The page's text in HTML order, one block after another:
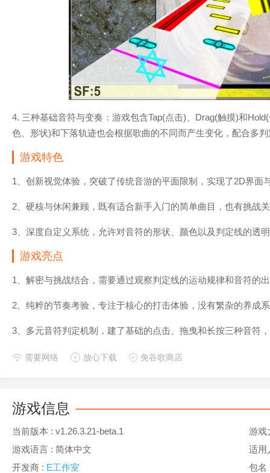
4. 三种基础音符与变奏：游戏包含Tap(点击)、Drag(触摸)和
色、形状)和下落轨迹也会根据歌曲的不同而产生变化，配合多
游戏特色
1、创新视觉体验，突破了传统音游的平面限制，实现了2D界
2、硬核与休闲兼顾，既有适合新手入门的简单曲目，也有挑战
3、深度自定义系统，允许对音符的形状、颜色以及判定线的透
游戏亮点
1、解密与挑战结合，需要通过观察判定线的运动规律和音符的
2、纯粹的节奏考验，专注于核心的打击体验，没有繁杂的养成
3、多元音符判定机制，建了基础的点击、拖曳和长按三种音符
需要网络 放心下载 免谷歌商店
游戏信息
当前版本 : v1.26.3.21-beta.1
游戏
游戏语言 : 简体中文
适用
开发商 : E工作室
包名